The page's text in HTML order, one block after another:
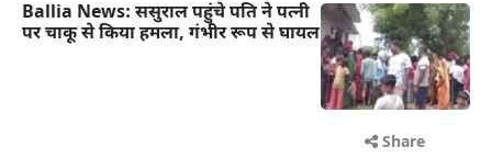
Ballia News: ससुराल पहुंचे पति ने पत्नी
पर चाकू से किया हमला, गंभीर रूप से घायल
Share